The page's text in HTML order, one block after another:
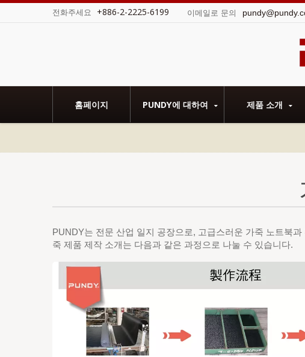
전화주세요 +886-2-2225-6199 이메일로 문의
홈페이지 PUNDY에 대하여 제품 소개
PUNDY는 전문 산업 일지 공장으로, 고급스러운 가죽 노트북
죽 제품 제작 소개는 다음과 같은 과정으로 나눌 수 있습니다.